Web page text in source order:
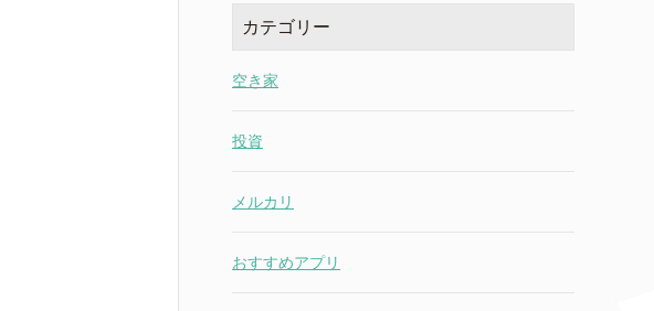
カテゴリー
空き家
投資
メルカリ
おすすめアプリ